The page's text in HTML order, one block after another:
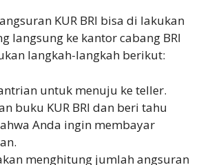
KUR BRI bisa di lakukan
langsung ke kantor cabang BRI
langkah-langkah berikut:
untuk menuju ke teller.
buku KUR BRI dan beri tahu
Anda ingin membayar
menghitung jumlah angsuran